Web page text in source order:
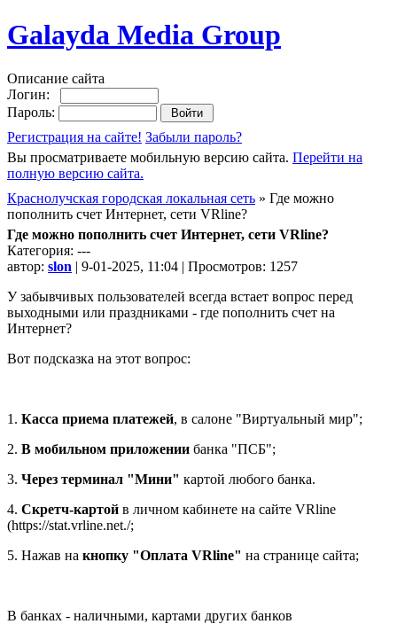
Galayda Media Group
Описание сайта
Логин:
Пароль:
Регистрация на сайте! Забыли пароль?
Вы просматриваете мобильную версию сайта. Перейти на
полную версию сайта.
Краснолучская городская локальная сеть » Где можно
пополнить счет Интернет, сети VRline?
Где можно пополнить счет Интернет, сети VRline?
Категория: ---
автор: slon | 9-01-2025, 11:04 | Просмотров: 1257
У забывчивых пользователей всегда встает вопрос перед
выходными или праздниками - где пополнить счет на
Интернет?
Вот подсказка на этот вопрос:
1. Касса приема платежей, в салоне "Виртуальный мир";
2. В мобильном приложении банка "ПСБ";
3. Через терминал "Мини" картой любого банка.
4. Скретч-картой в личном кабинете на сайте VRline
(https://stat.vrline.net./;
5. Нажав на кнопку "Оплата VRline" на странице сайта;
В банках - наличными, картами других банков